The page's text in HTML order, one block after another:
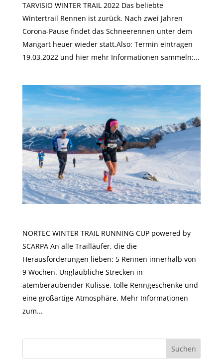
TARVISIO WINTER TRAIL 2022 Das beliebte
Wintertrail Rennen ist zurück. Nach zwei Jahren
Corona-Pause findet das Schneerennen unter dem
Mangart heuer wieder statt.Also: Termin eintragen
19.03.2022 und hier mehr Informationen sammeln:...
NORTEC WINTER TRAIL RUNNING CUP powered by
SCARPA An alle Trailläufer, die die
Herausforderungen lieben: 5 Rennen innerhalb von
9 Wochen. Unglaubliche Strecken in
atemberaubender Kulisse, tolle Renngeschenke und
eine großartige Atmosphäre. Mehr Informationen
zum...